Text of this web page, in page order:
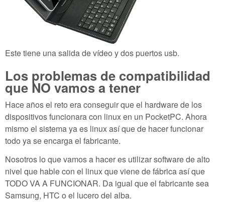
Este tiene una salida de vídeo y dos puertos usb.
Los problemas de compatibilidad
que NO vamos a tener
Hace años el reto era conseguir que el hardware de los
dispositivos funcionara con linux en un PocketPC. Ahora
mismo el sistema ya es linux así que de hacer funcionar
todo ya se encarga el fabricante.
Nosotros lo que vamos a hacer es utilizar software de alto
nivel que hable con el linux que viene de fábrica así que
TODO VA A FUNCIONAR. Da igual que el fabricante sea
Samsung, HTC o el lucero del alba.